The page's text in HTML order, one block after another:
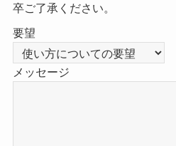
卒ご了承ください。
要望
メッセージ